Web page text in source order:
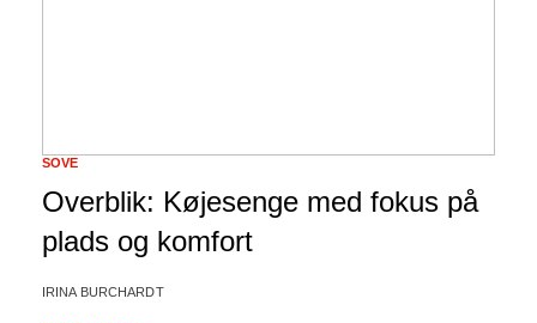
Overblik: Køjesenge med fokus på
plads og komfort
SOVE
IRINA BURCHARDT